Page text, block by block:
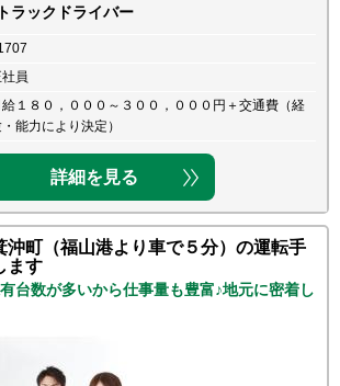
ラックドライバー
員
給１８０，０００～３００，０００円＋交通費（経
能力により決定）
詳細を見る
沖町（福山港より車で５分）の運転手
ます
台数が多いから仕事量も豊富♪地元に密着し